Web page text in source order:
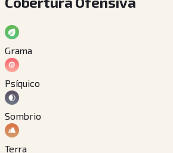
Grama
Psíquico
Sombrio
Terra